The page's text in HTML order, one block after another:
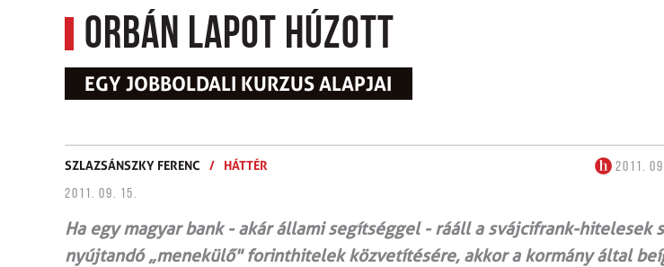
Orbán lapot húzott
EGY JOBBOLDALI KURZUS ALAPJAI
SZLAZSÁNSZKY FERENC / HÁTTÉR
2011.
2011. 09. 15.
Ha egy magyar bank - akár állami segítséggel - rááll a svájcifrank-hitelesek
nyújtandó „menekülő" forinthitelek közvetítésére, akkor a kormány által